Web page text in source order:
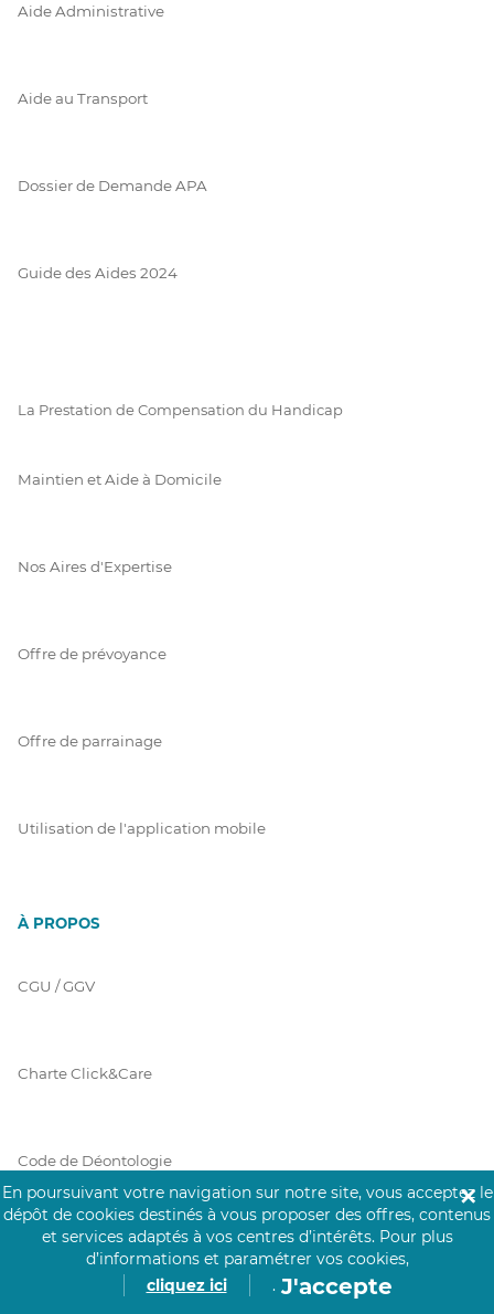
Aide Administrative
Aide au Transport
Dossier de Demande APA
Guide des Aides 2024
La Prestation de Compensation du Handicap
Maintien et Aide à Domicile
Nos Aires d'Expertise
Offre de prévoyance
Offre de parrainage
Utilisation de l'application mobile
À PROPOS
CGU / GGV
Charte Click&Care
Code de Déontologie
Mentions Légales
En poursuivant votre navigation sur notre site, vous acceptez le
dépôt de cookies destinés à vous proposer des offres, contenus
et services adaptés à vos centres d’intérêts. Pour plus
d’informations et paramétrer vos cookies,
cliquez ici
. J'accepte
✕